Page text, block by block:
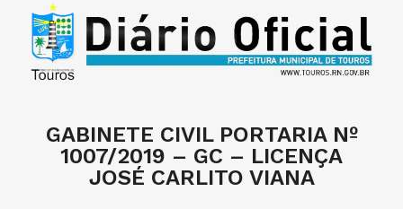
GABINETE CIVIL PORTARIA Nº
1007/2019 – GC – LICENÇA
JOSÉ CARLITO VIANA
PERGUNTAS FREQUENTES